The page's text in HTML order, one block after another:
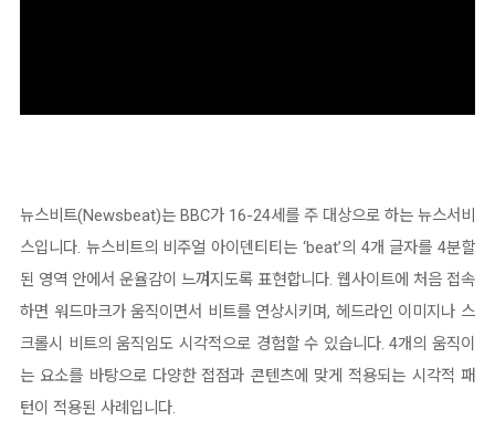
뉴스비트(Newsbeat)는 BBC가 16-24세를 주 대상으로 하는 뉴스서비
스입니다. 뉴스비트의 비주얼 아이덴티티는 ‘beat’의 4개 글자를 4분할
된 영역 안에서 운율감이 느껴지도록 표현합니다. 웹사이트에 처음 접속
하면 워드마크가 움직이면서 비트를 연상시키며, 헤드라인 이미지나 스
크롤시 비트의 움직임도 시각적으로 경험할 수 있습니다. 4개의 움직이
는 요소를 바탕으로 다양한 접점과 콘텐츠에 맞게 적용되는 시각적 패
턴이 적용된 사례입니다.